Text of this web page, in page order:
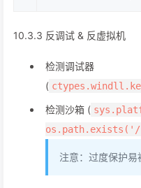
10.3.3 反调试 & 反虚拟机
检测调试器
(
检测沙箱 (
os.path.exists('/
注意：过度保护易